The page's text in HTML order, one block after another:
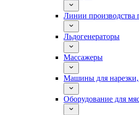
Линии производства
Льдогенераторы
Массажеры
Машины для нарезки,
Оборудование для